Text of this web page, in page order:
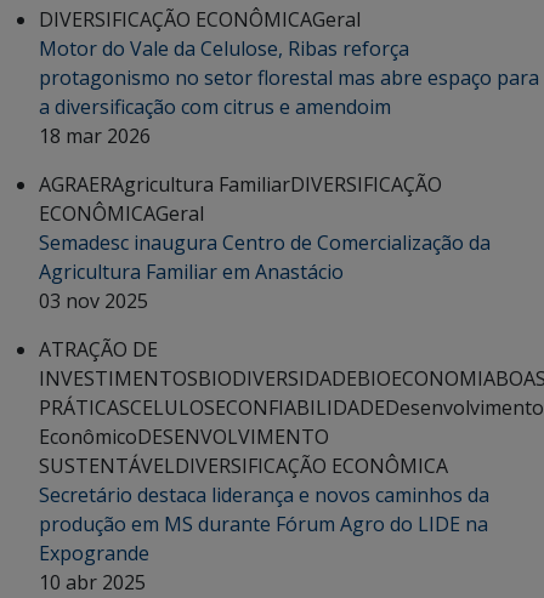
DIVERSIFICAÇÃO ECONÔMICAGeral
Motor do Vale da Celulose, Ribas reforça
protagonismo no setor florestal mas abre espaço para
a diversificação com citrus e amendoim
18 mar 2026
AGRAERAgricultura FamiliarDIVERSIFICAÇÃO
ECONÔMICAGeral
Semadesc inaugura Centro de Comercialização da
Agricultura Familiar em Anastácio
03 nov 2025
ATRAÇÃO DE
INVESTIMENTOSBIODIVERSIDADEBIOECONOMIA
PRÁTICASCELULOSECONFIABILIDADEDesenvolvimento
EconômicoDESENVOLVIMENTO
SUSTENTÁVELDIVERSIFICAÇÃO ECONÔMICA
Secretário destaca liderança e novos caminhos da
produção em MS durante Fórum Agro do LIDE na
Expogrande
10 abr 2025